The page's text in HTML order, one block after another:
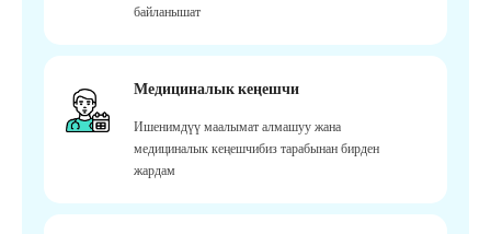
байланышат
Медициналык кеңешчи
Ишенимдүү маалымат алмашуу жана
медициналык кеңешчибиз тарабынан бирден
жардам